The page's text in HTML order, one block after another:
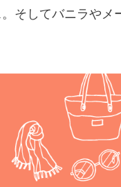
そしてバニラやメ